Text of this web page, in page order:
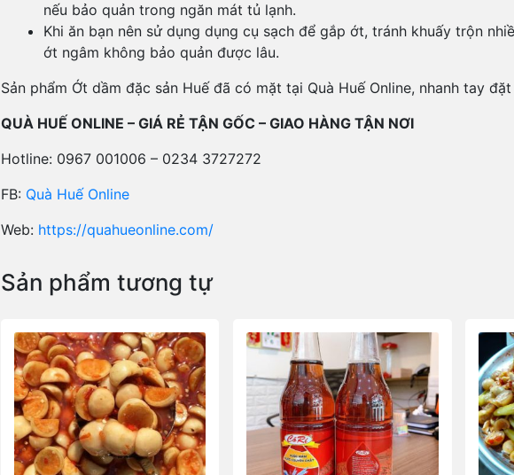
nếu bảo quản trong ngăn mát tủ lạnh.
Khi ăn bạn nên sử dụng dụng cụ sạch để gắp ớt, tránh khuấy trộn
ớt ngâm không bảo quản được lâu.
Sản phẩm Ớt dầm đặc sản Huế đã có mặt tại Quà Huế Online, nhanh tay
QUÀ HUẾ ONLINE – GIÁ RẺ TẬN GỐC – GIAO HÀNG TẬN NƠI
Hotline: 0967 001006 – 0234 3727272
FB: Quà Huế Online
Web: https://quahueonline.com/
Sản phẩm tương tự